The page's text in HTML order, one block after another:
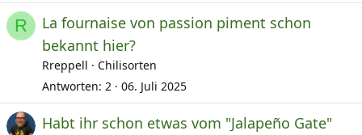
R
La fournaise von passion piment schon
bekannt hier?
Rreppell
Chilisorten
Antworten 2 06. Juli 2025
Habt ihr schon etwas vom "Jalapeño Gate"